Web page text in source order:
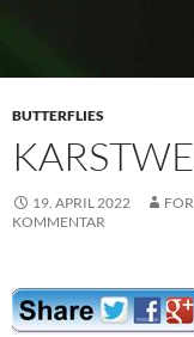
BUTTERFLIES
19. APRIL 2022
KOMMENTAR